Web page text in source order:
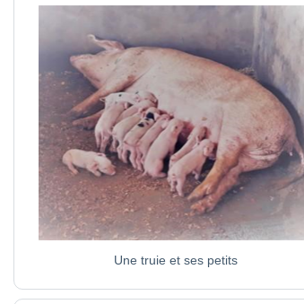
Une truie et ses petits